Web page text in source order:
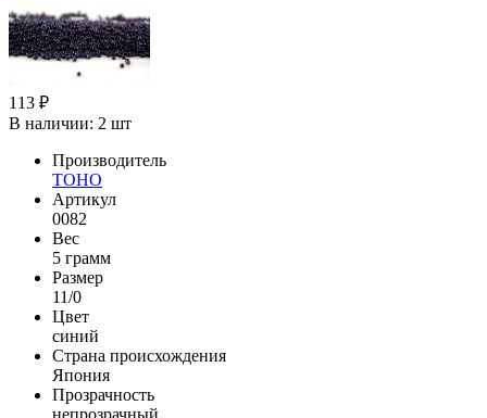
113 ₽
В наличии: 2 шт
Производитель
TOHO
Артикул
0082
Вес
5 грамм
Размер
11/0
Цвет
синий
Страна происхождения
Япония
Прозрачность
непрозрачный